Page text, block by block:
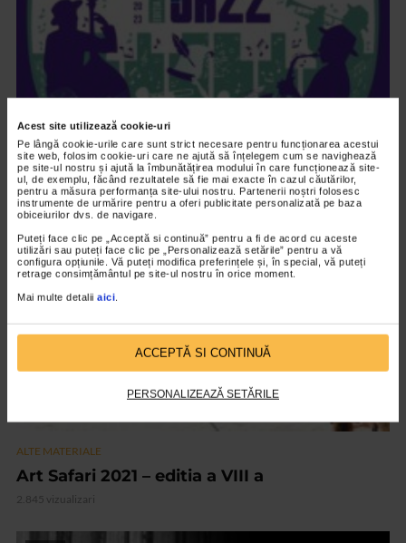
Acest site utilizează cookie-uri
Pe lângă cookie-urile care sunt strict necesare pentru funcționarea acestui
site web, folosim cookie-uri care ne ajută să înțelegem cum se navighează
pe site-ul nostru și ajută la îmbunătățirea modului în care funcționează site-
ul, de exemplu, făcând rezultatele să fie mai exacte în cazul căutărilor,
pentru a măsura performanța site-ului nostru. Partenerii noștri folosesc
instrumente de urmărire pentru a oferi publicitate personalizată pe baza
obiceiurilor dvs. de navigare.
Puteți face clic pe „Acceptă si continuă” pentru a fi de acord cu aceste
utilizări sau puteți face clic pe „Personalizează setările” pentru a vă
configura opțiunile. Vă puteți modifica preferințele și, în special, vă puteți
retrage consimțământul pe site-ul nostru în orice moment.
Mai multe detalii aici.
ACCEPTĂ SI CONTINUĂ
PERSONALIZEAZĂ SETĂRILE
ALTE MATERIALE
Maratonul de Poezie si Jazz 2023
1.613 vizualizari
VIDEO
ALTE MATERIALE
Art Safari 2021 – editia a VIII a
2.845 vizualizari